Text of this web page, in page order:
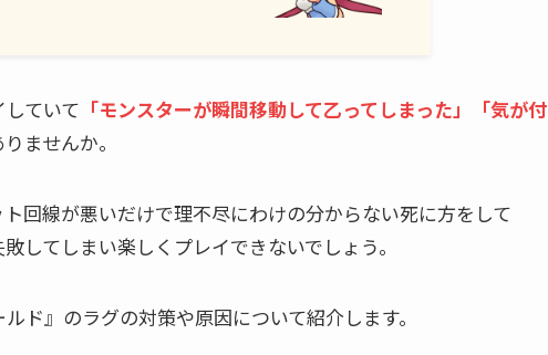
ていて 「モンスターが瞬間移動して乙ってしまった」「気が付
ませんか。
回線が悪いだけで理不尽にわけの分からない死に方をして
してしまい楽しくプレイできないでしょう。
ド』のラグの対策や原因について紹介します。